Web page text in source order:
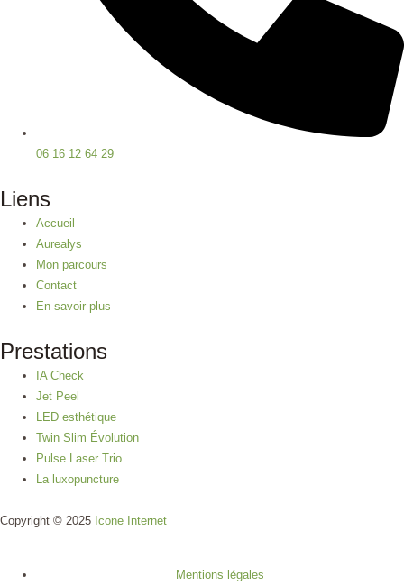
06 16 12 64 29
Liens
Accueil
Aurealys
Mon parcours
Contact
En savoir plus
Prestations
IA Check
Jet Peel
LED esthétique
Twin Slim Évolution
Pulse Laser Trio
La luxopuncture
Copyright © 2025 Icone Internet
Mentions légales